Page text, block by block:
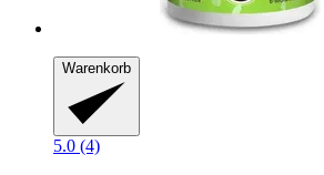
Warenkorb
5.0 (4)